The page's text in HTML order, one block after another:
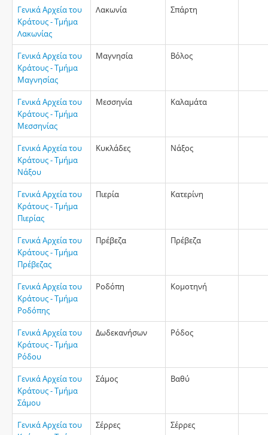
Γενικά Αρχεία του
Κράτους - Τμήμα
Λακωνίας
Λακωνία Σπάρτη
Γενικά Αρχεία του
Κράτους - Τμήμα
Μαγνησίας
Μαγνησία Βόλος
Γενικά Αρχεία του
Κράτους - Τμήμα
Μεσσηνίας
Μεσσηνία Καλαμάτα
Γενικά Αρχεία του
Κράτους - Τμήμα
Νάξου
Κυκλάδες Νάξος
Γενικά Αρχεία του
Κράτους - Τμήμα
Πιερίας
Πιερία Κατερίνη
Γενικά Αρχεία του
Κράτους - Τμήμα
Πρέβεζας
Πρέβεζα Πρέβεζα
Γενικά Αρχεία του
Κράτους - Τμήμα
Ροδόπης
Ροδόπη Κομοτηνή
Γενικά Αρχεία του
Κράτους - Τμήμα
Ρόδου
Δωδεκανήσων Ρόδος
Γενικά Αρχεία του
Κράτους - Τμήμα
Σάμου
Σάμος Βαθύ
Γενικά Αρχεία του
Σέρρες Σέρρες